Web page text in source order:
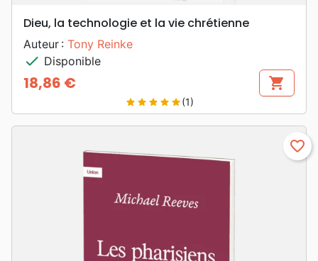
Dieu, la technologie et la vie chrétienne
Auteur : Tony Reinke
check Disponible
Prix
18,86 € shopping_cart
star star star star star(1)
favorite_border